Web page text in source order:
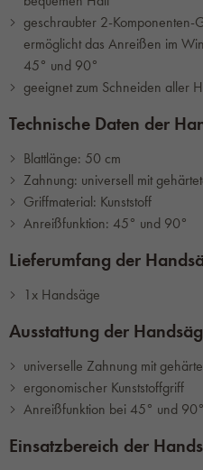
geschraubter 2-Komponenten-
ermöglicht das Anreißen im
45° und 90°
geeignet zum Schneiden aller
Technische Daten der
Blattlänge: 50 cm
Zahnung: universell mit
Griffmaterial: Kunststoff
Anreißfunktion: 45° und 90°
Lieferumfang der
1x Handsäge
Ausstattung der
universelle Zahnung mit
ergonomischer Kunststoffgriff
Anreißfunktion bei 45° und 90°
Einsatzbereich der